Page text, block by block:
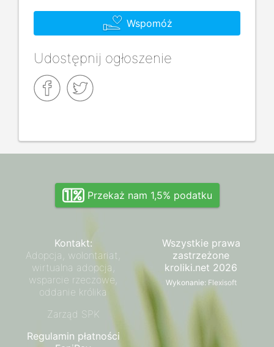
Wspomóż
Udostępnij ogłoszenie
Przekaż nam 1,5% podatku
Kontakt:
Adopcja, wolontariat,
wirtualna adopcja,
wsparcie rzeczowe,
oddanie królika
Zarząd SPK
Regulamin płatności
Wszystkie prawa
zastrzeżone
kroliki.net 2026
Wykonanie: Flexisoft